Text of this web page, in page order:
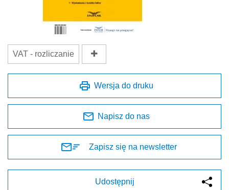
VAT - rozliczanie
Wersja do druku
Napisz do nas
Zapisz się na newsletter
Udostępnij